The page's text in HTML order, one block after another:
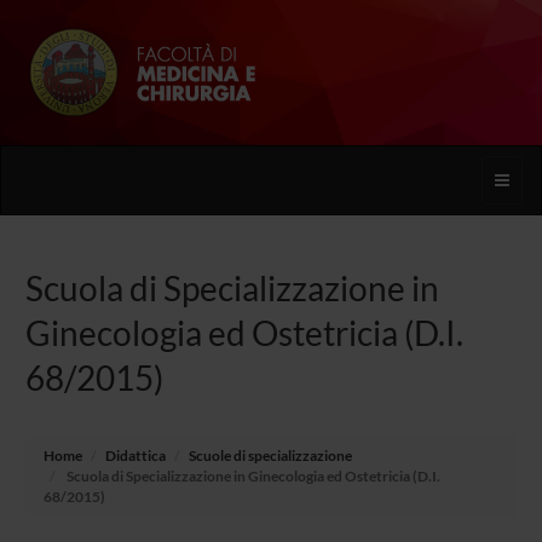
Toggle
Scuola di Specializzazione in
Ginecologia ed Ostetricia (D.I.
68/2015)
Home Didattica
Scuole di specializzazione
Scuola di Specializzazione in Ginecologia ed Ostetricia (D.I.
68/2015)